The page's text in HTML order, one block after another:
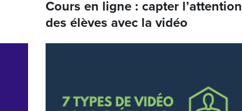
Cours en ligne : capter l’attention
des élèves avec la vidéo